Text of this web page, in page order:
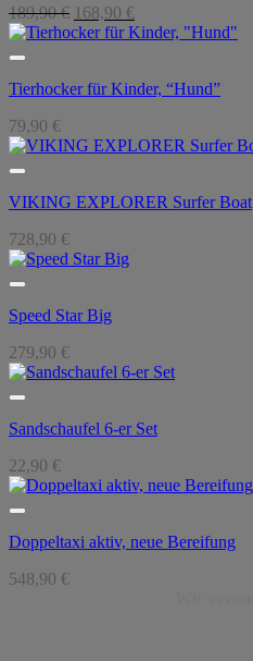
189,90€ Ursprünglicher
Preis
168,90 €Aktueller
Preis
Tierhocker für Kinder, “Hund”
79,90 €
VIKING EXPLORER Surfer Boat
728,90 €
Speed Star Big
279,90 €
Sandschaufel 6-er Set
22,90 €
Doppeltaxi aktiv, neue Bereifung
548,90 €